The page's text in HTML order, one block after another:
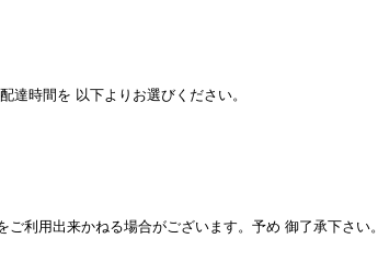
達時間を 以下よりお選びください。
利用出来かねる場合がございます。予め 御了承下さい。